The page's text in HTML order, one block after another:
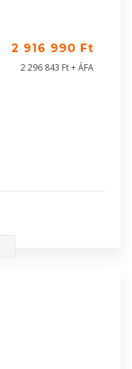
2 916 990 Ft
2 296 843 Ft + ÁFA